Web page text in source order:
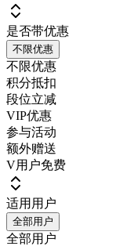
是否带优惠
不限优惠
不限优惠
积分抵扣
段位立减
VIP优惠
参与活动
额外赠送
V用户免费
适用用户
全部用户
全部用户